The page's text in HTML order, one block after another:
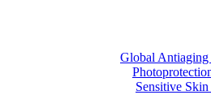
Global Antiaging
Sensitive